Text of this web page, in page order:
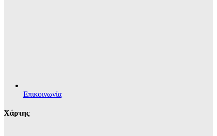
Επικοινωνία
Χάρτης